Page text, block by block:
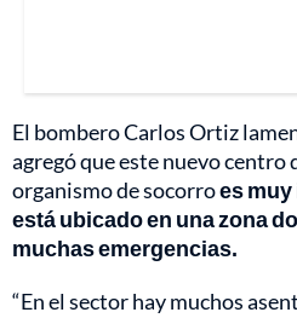
El bombero Carlos Ortiz
agregó que este nuevo centro
organismo de socorroes
está ubicado en una zona
muchas emergencias.
“En el sector hay muchos